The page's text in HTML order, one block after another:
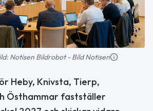
Notisen Bildrobot - Bild Notisen
Heby, Knivsta, Tierp,
Östhammar fastställer